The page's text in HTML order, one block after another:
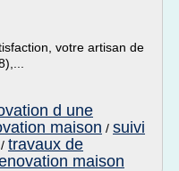
votre artisan de
d une
maison / suivi
/ travaux de
maison